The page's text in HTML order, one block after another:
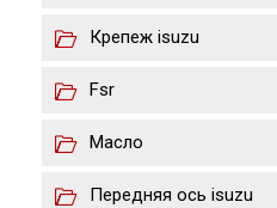
Крепеж isuzu
Fsr
Масло
Передняя ось isuzu